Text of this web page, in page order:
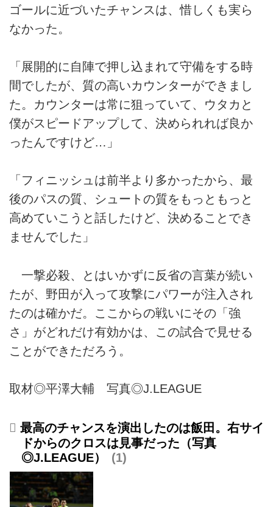
ゴールに近づいたチャンスは、惜しくも実ら
なかった。
「展開的に自陣で押し込まれて守備をする時
間でしたが、質の高いカウンターができまし
た。カウンターは常に狙っていて、ウタカと
僕がスピードアップして、決められれば良か
ったんですけど…」
「フィニッシュは前半より多かったから、最
後のパスの質、シュートの質をもっともっと
高めていこうと話したけど、決めることでき
ませんでした」
一撃必殺、とはいかずに反省の言葉が続い
たが、野田が入って攻撃にパワーが注入され
たのは確かだ。ここからの戦いにその「強
さ」がどれだけ有効かは、この試合で見せる
ことができただろう。
取材◎平澤大輔 写真◎J.LEAGUE
最高のチャンスを演出したのは飯田。右サイ
ドからのクロスは見事だった（写真
◎J.LEAGUE）
1